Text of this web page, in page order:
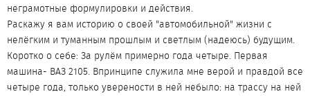
неграмотные формулировки и действия.
Раскажу я вам историю о своей "автомобильной" жизни с
нелёгким и туманным прошлым и светлым (надеюсь) будущим.
Коротко о себе: За рулём примерно года четыре. Первая
машина- ВАЗ 2105. Впринципе служила мне верой и правдой все
четыре года, только уверености в ней небыло: на трассу на ней